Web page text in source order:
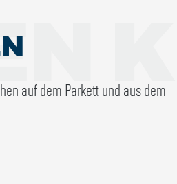
auf dem Parkett und aus dem